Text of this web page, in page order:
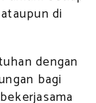
di
dengan
bagi